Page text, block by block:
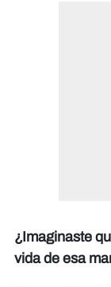
¿Imaginaste
vida de esa